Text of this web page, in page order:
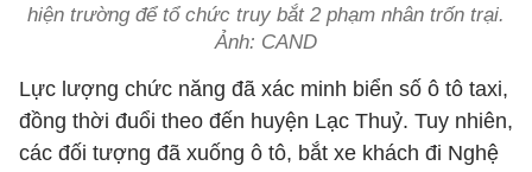
hiện trường để tổ chức truy bắt 2 phạm nhân trốn trại.
Ảnh: CAND
Lực lượng chức năng đã xác minh biển số ô tô taxi,
đồng thời đuổi theo đến huyện Lạc Thuỷ. Tuy nhiên,
các đối tượng đã xuống ô tô, bắt xe khách đi Nghệ